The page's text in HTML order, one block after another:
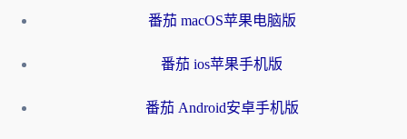
番茄 macOS苹果电脑版
番茄 ios苹果手机版
番茄 Android安卓手机版